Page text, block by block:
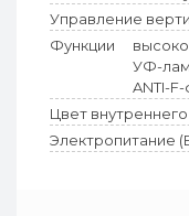
Управление
Функции
УФ-
ANTI-
Цвет
Электропитание